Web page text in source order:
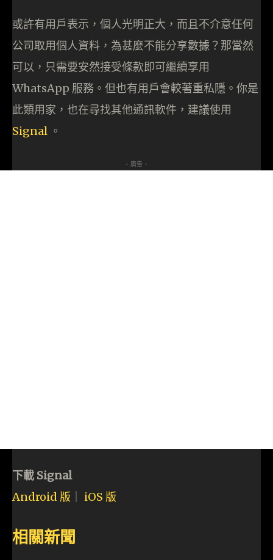
或許有用戶表示，個人光明正大，而且不介意任何
公司取用個人資料，為甚麼不能分享數據？那當然
可以，只需要安然接受條款即可繼續享用
WhatsApp 服務。但也有用戶會較著重私隱。你是
此類用家，也在尋找其他通訊軟件，建議使用
Signal 。
- 廣告 -
下載 Signal
Android 版
iOS 版
相關新聞